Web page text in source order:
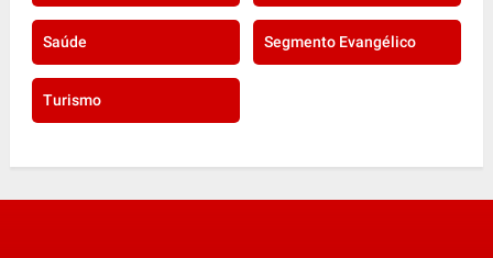
Saúde Segmento Evangélico
Turismo